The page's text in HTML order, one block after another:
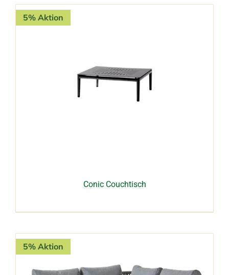
5% Aktion
Conic Couchtisch
5% Aktion